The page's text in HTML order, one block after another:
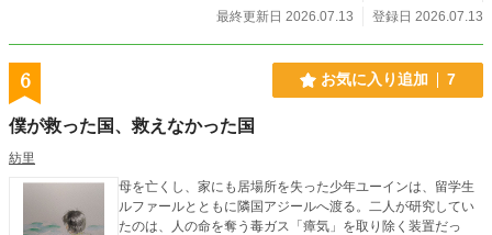
最終更新日 2026.07.13
登録日 2026.07.13
6 お気に入り追加 7
僕が救った国、救えなかった国
紡里
母を亡くし、家にも居場所を失った少年ユーインは、留学生
ルファールとともに隣国アジールへ渡る。二人が研究してい
たのは、人の命を奪う毒ガス「瘴気」を取り除く装置だっ